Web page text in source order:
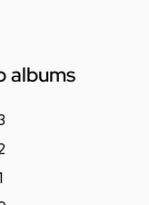
albums